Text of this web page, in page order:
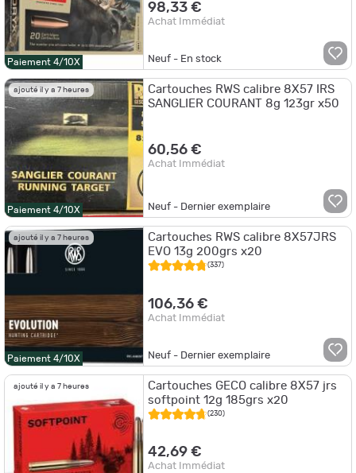
Paiement 4/10X
98,33 €
Achat Immédiat
Neuf - En stock
ajouté il y a 7 heures
Paiement 4/10X
Cartouches RWS calibre 8X57 IRS
SANGLIER COURANT 8g 123gr x50
60,56 €
Achat Immédiat
Neuf - Dernier exemplaire
ajouté il y a 7 heures
Paiement 4/10X
Cartouches RWS calibre 8X57JRS
EVO 13g 200grs x20
(337)
106,36 €
Achat Immédiat
Neuf - Dernier exemplaire
ajouté il y a 7 heures
Cartouches GECO calibre 8X57 jrs
softpoint 12g 185grs x20
(230)
42,69 €
Achat Immédiat